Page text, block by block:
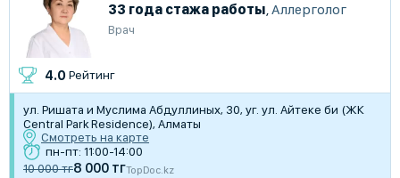
33 года стажа работы,Аллерголог
Врач
4.0 Рейтинг
​ул. Ришата и Муслима Абдуллиных, 30, уг. ул. Айтеке би (​ЖК
Central Park Residence), Алматы
Смотреть на карте
пн-пт: 11:00-14:00
10 000 тг8 000 тгTopDoc.kz